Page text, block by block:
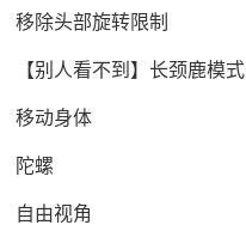
移除头部旋转限制
【别人看不到】长颈鹿模式
移动身体
陀螺
自由视角